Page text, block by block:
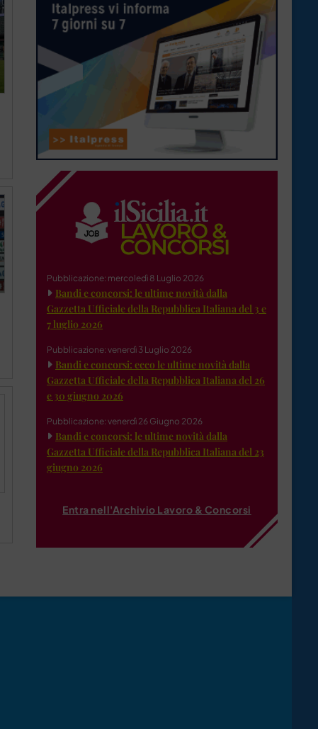
Pubblicazione: mercoledì 8 Luglio 2026
Bandi e concorsi: le ultime novità dalla
Gazzetta Ufficiale della Repubblica Italiana del 3 e
7 luglio 2026
Pubblicazione: venerdì 3 Luglio 2026
Bandi e concorsi: ecco le ultime novità dalla
Gazzetta Ufficiale della Repubblica Italiana del 26
e 30 giugno 2026
Pubblicazione: venerdì 26 Giugno 2026
Bandi e concorsi: le ultime novità dalla
Gazzetta Ufficiale della Repubblica Italiana del 23
giugno 2026
Entra nell'Archivio Lavoro & Concorsi